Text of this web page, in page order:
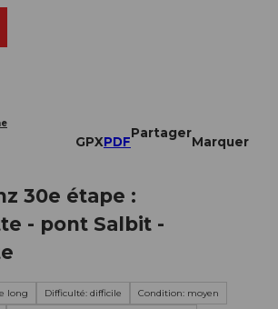
GPXPDF
Partager
Marquer
30e étape :
- pont Salbit -
long Difficulté: difficile
Condition: moyen